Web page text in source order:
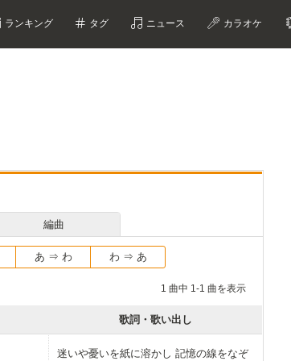
ランキング タグ ニュース カラオケ
編曲
あ ⇒ わ わ ⇒ あ
1 曲中 1-1 曲を表示
歌詞・歌い出し
迷いや憂いを紙に溶かし 記憶の線をなぞ